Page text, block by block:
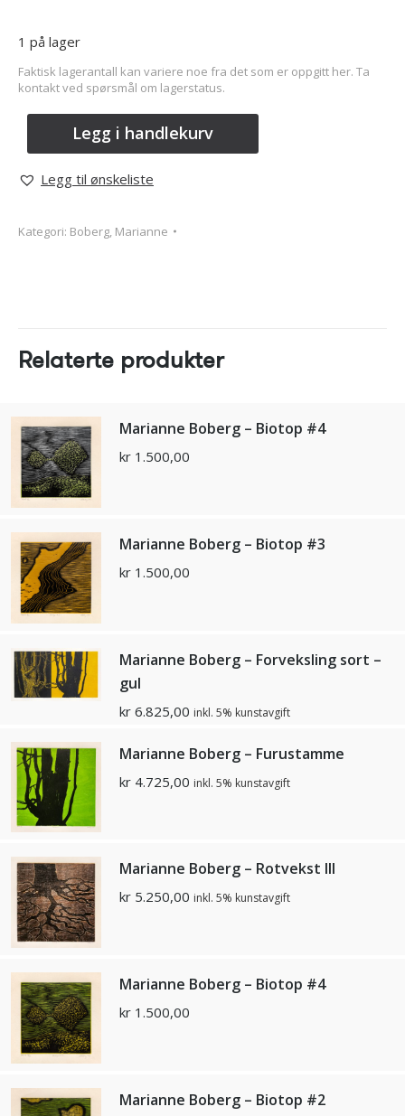
1 på lager
Faktisk lagerantall kan variere noe fra det som er oppgitt her. Ta
kontakt ved spørsmål om lagerstatus.
Legg i handlekurv
Legg til ønskeliste
Kategori: Boberg, Marianne
Relaterte produkter
Marianne Boberg – Biotop #4
kr 1.500,00
Marianne Boberg – Biotop #3
kr 1.500,00
Marianne Boberg – Forveksling sort –
gul
kr 6.825,00 inkl. 5% kunstavgift
Marianne Boberg – Furustamme
kr 4.725,00 inkl. 5% kunstavgift
Marianne Boberg – Rotvekst III
kr 5.250,00 inkl. 5% kunstavgift
Marianne Boberg – Biotop #4
kr 1.500,00
Marianne Boberg – Biotop #2